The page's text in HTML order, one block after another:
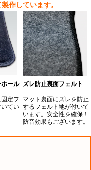
作しています。
ール
定フ
てい
ズレ防止裏面フェルト
マット裏面にズレを防止
するフェルト地が付いて
います。安全性を確保！
防音効果もございます。